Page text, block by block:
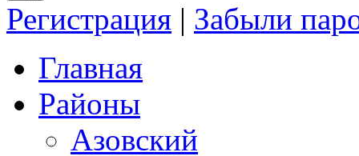
Регистрация | Забыли
Главная
Районы
Азовский